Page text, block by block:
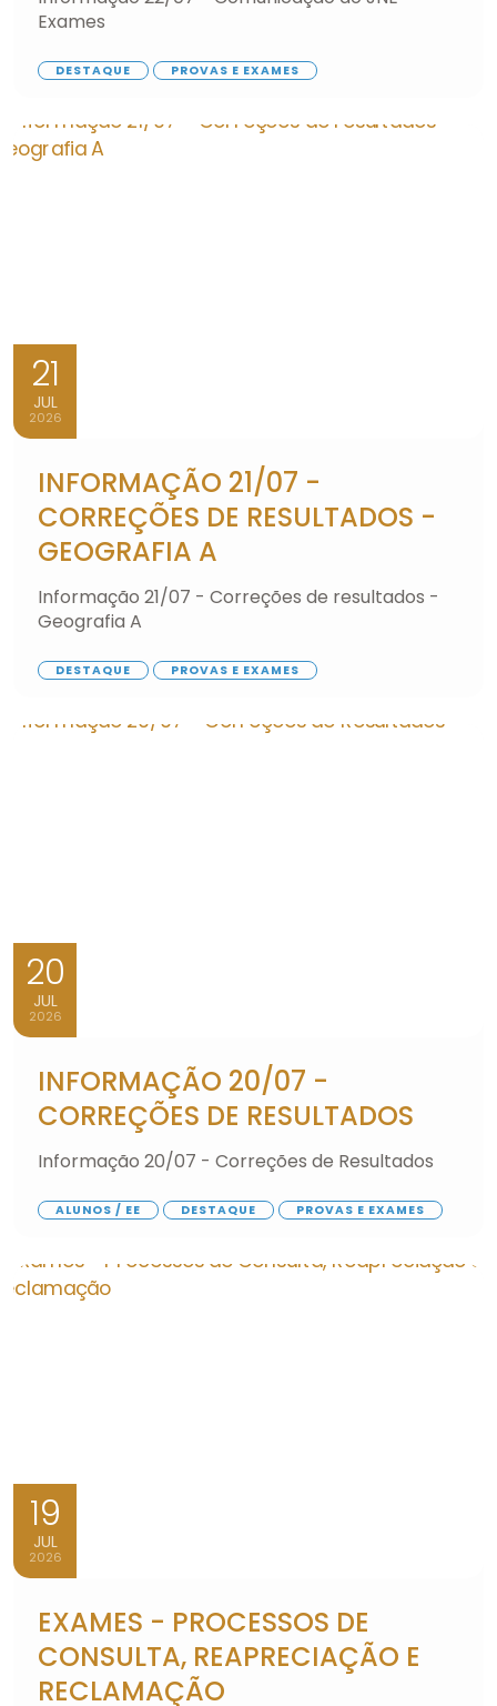
Exames
DESTAQUE PROVAS E EXAMES
21
JUL
2026
INFORMAÇÃO 21/07 -
CORREÇÕES DE RESULTADOS -
GEOGRAFIA A
Informação 21/07 - Correções de resultados -
Geografia A
DESTAQUE PROVAS E EXAMES
20
JUL
2026
INFORMAÇÃO 20/07 -
CORREÇÕES DE RESULTADOS
Informação 20/07 - Correções de Resultados
ALUNOS / EE DESTAQUE PROVAS E EXAMES
19
JUL
2026
EXAMES - PROCESSOS DE
CONSULTA, REAPRECIAÇÃO E
RECLAMAÇÃO